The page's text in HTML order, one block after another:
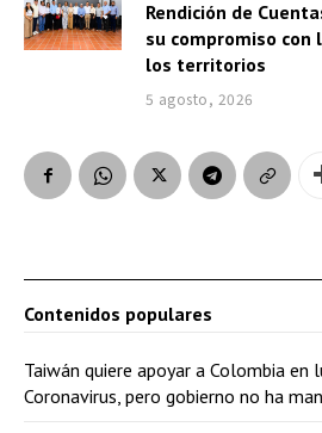
Rendición de
su compromiso
los territorios
5 agosto, 2026
Contenidos populares
Taiwán quiere apoyar a Colombia en
Coronavirus, pero gobierno no ha